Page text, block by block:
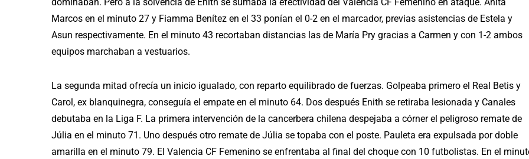
Marcos en el minuto 27 y Fiamma Benítez en el 33 ponían el 0-2 en el marcador, previas asistencias de Estela y
Asun respectivamente. En el minuto 43 recortaban distancias las de María Pry gracias a Carmen y con 1-2 ambos
equipos marchaban a vestuarios.
La segunda mitad ofrecía un inicio igualado, con reparto equilibrado de fuerzas. Golpeaba primero el Real Betis y
Carol, ex blanquinegra, conseguía el empate en el minuto 64. Dos después Enith se retiraba lesionada y Canales
debutaba en la Liga F. La primera intervención de la cancerbera chilena despejaba a córner el peligroso remate de
Júlia en el minuto 71. Uno después otro remate de Júlia se topaba con el poste. Pauleta era expulsada por doble
amarilla en el minuto 79. El Valencia CF Femenino se enfrentaba al final del choque con 10 futbolistas. En el